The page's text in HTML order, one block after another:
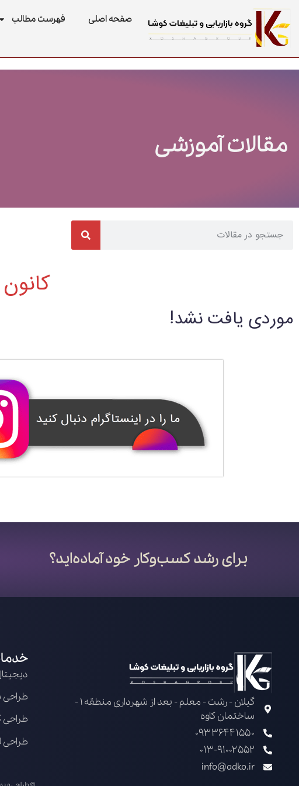
صفحه اصلی فهرست مطالب
مقالات آموزشی
موردی یافت نشد!
برای رشد کسب‌وکار خود آماده‌اید؟
گیلان - رشت - معلم - بعد از شهرداری منطقه 1 -
ساختمان کاوه
09336441550
013-91002552
info@adko.ir
طراحی
طراحی